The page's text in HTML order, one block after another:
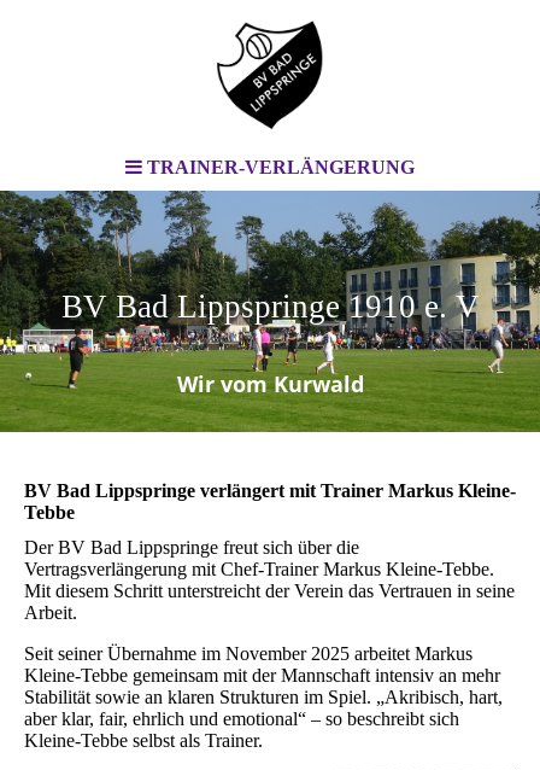
TRAINER-VERLÄNGERUNG
BV Bad Lippspringe 1910 e. V
.
Wir vom Kurwald
BV Bad Lippspringe verlängert mit Trainer Markus Kleine-
Tebbe
Der BV Bad Lippspringe freut sich über die
Vertragsverlängerung mit Chef-Trainer Markus Kleine-Tebbe.
Mit diesem Schritt unterstreicht der Verein das Vertrauen in seine
Arbeit.
Seit seiner Übernahme im November 2025 arbeitet Markus
Kleine-Tebbe gemeinsam mit der Mannschaft intensiv an mehr
Stabilität sowie an klaren Strukturen im Spiel. „Akribisch, hart,
aber klar, fair, ehrlich und emotional“ – so beschreibt sich
Kleine-Tebbe selbst als Trainer.